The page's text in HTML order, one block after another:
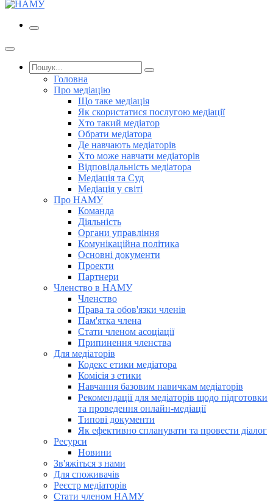
Головна
Про медіацію
Що таке медіація
Як скористатися послугою медіації
Хто такий медіатор
Обрати медіатора
Де навчають медіаторів
Хто може навчати медіаторів
Відповідальність медіатора
Медіація та Суд
Медіація у світі
Про НАМУ
Команда
Діяльність
Органи управління
Комунікаційна політика
Основні документи
Проекти
Партнери
Членство в НАМУ
Членство
Права та обов'язки членів
Пам'ятка члена
Стати членом асоціації
Припинення членства
Для медіаторів
Кодекс етики медіатора
Комісія з етики
Навчання базовим навичкам медіаторів
Рекомендації для медіаторів щодо підготовки
та проведення онлайн-медіації
Типові документи
Як ефективно спланувати та провести діалог
Ресурси
Новини
Зв'яжіться з нами
Для споживачів
Реєстр медіаторів
Стати членом НАМУ